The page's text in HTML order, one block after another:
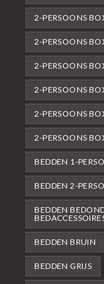
2-PERSOONS
2-PERSOONS
2-PERSOONS
2-PERSOONS
2-PERSOONS
2-PERSOONS
BEDDEN 1-
BEDDEN 2-
BEDDEN
BEDDEN BRUIN
BEDDEN GRIJS